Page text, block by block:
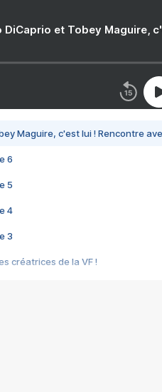
DiCaprio et Tobey Maguire,
Maguire, c'est lui ! Rencontre
6
5
4
3
créatrices de la VF !